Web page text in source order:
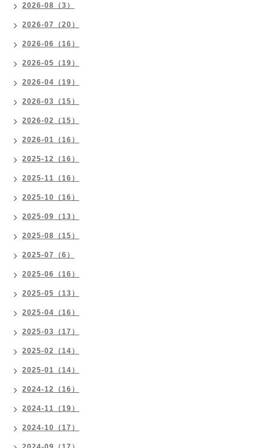
2026-08（3）
2026-07（20）
2026-06（16）
2026-05（19）
2026-04（19）
2026-03（15）
2026-02（15）
2026-01（16）
2025-12（16）
2025-11（16）
2025-10（16）
2025-09（13）
2025-08（15）
2025-07（6）
2025-06（16）
2025-05（13）
2025-04（16）
2025-03（17）
2025-02（14）
2025-01（14）
2024-12（16）
2024-11（19）
2024-10（17）